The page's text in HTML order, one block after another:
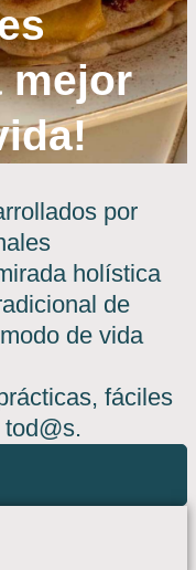
mejor
!
por
holística
de
de vida
fáciles